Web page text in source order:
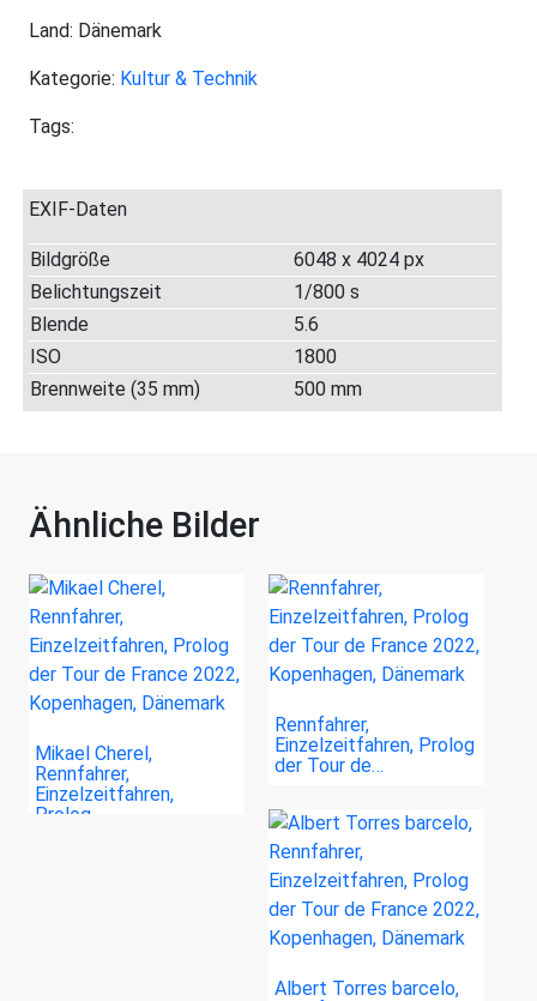
Land: Dänemark
Kategorie: Kultur & Technik
Tags:
EXIF-Daten
Bildgröße
6048 x 4024 px
Belichtungszeit
1/800 s
Blende
5.6
ISO
1800
Brennweite (35 mm)
500 mm
Ähnliche Bilder
Mikael Cherel,
Rennfahrer,
Einzelzeitfahren,
Prolog…
Rennfahrer,
Einzelzeitfahren, Prolog
der Tour de…
Albert Torres barcelo,